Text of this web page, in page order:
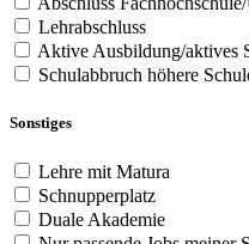
Lehrabschluss
Aktive Ausbildung/aktives
Schulabbruch höhere
Sonstiges
Lehre mit Matura
Schnupperplatz
Duale Akademie